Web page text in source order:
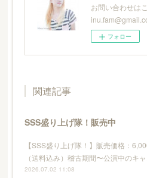
お問い合わせは
フォロー
関連記事
SSS盛り上げ隊！販売中
【SSS盛り上げ隊！】販売価格：
（送料込み）稽古期間〜公演中のキ
2026.07.02 11:08